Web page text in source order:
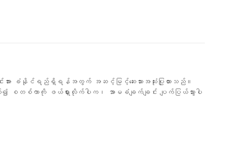
အား ခံနိုင်ရည်ရှိရန်အတွက် အဆင့်မြင့်ဆေးသားအသုံးပြုထားသည်။
ကာကို ဖယ်ရှားလိုက်ပါက၊ အာမခံချက်ချင်း ပျက်ပြယ်သွားပါ